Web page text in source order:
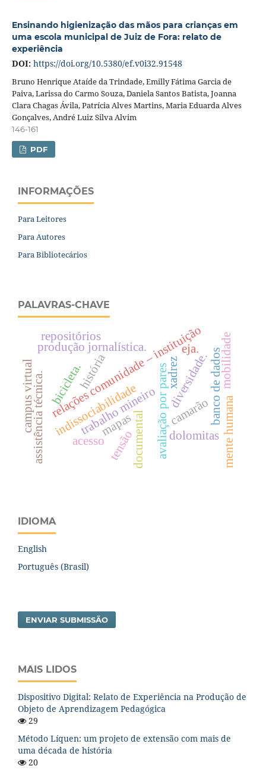
Ensinando higienização das mãos para crianças em
uma escola municipal de Juiz de Fora: relato de
experiência
DOI: https://doi.org/10.5380/ef.v0i32.91548
Bruno Henrique Ataíde da Trindade, Emilly Fátima Garcia de
Paiva, Larissa do Carmo Souza, Daniela Santos Batista, Joanna
Clara Chagas Ávila, Patrícia Alves Martins, Maria Eduarda Alves
Gonçalves, André Luiz Silva Alvim
146-161
PDF
INFORMAÇÕES
Para Leitores
Para Autores
Para Bibliotecários
PALAVRAS-CHAVE
avaliação por pares
relações comunidade – instituição
trabalho mineiro dolomitas
documental
produção jornalística.
história
indissociabilidade
diversidade.
assistência técnica.
campus virtual mapas banco de dadosmobilidade
bicicleta.
repositórios
camarão
xadrez
mente humana
tensão
eja.
acesso
IDIOMA
English
Português (Brasil)
ENVIAR SUBMISSÃO
MAIS LIDOS
Dispositivo Digital: Relato de Experiência na Produção de
Objeto de Aprendizagem Pedagógica
29
Método Líquen: um projeto de extensão com mais de
uma década de história
20